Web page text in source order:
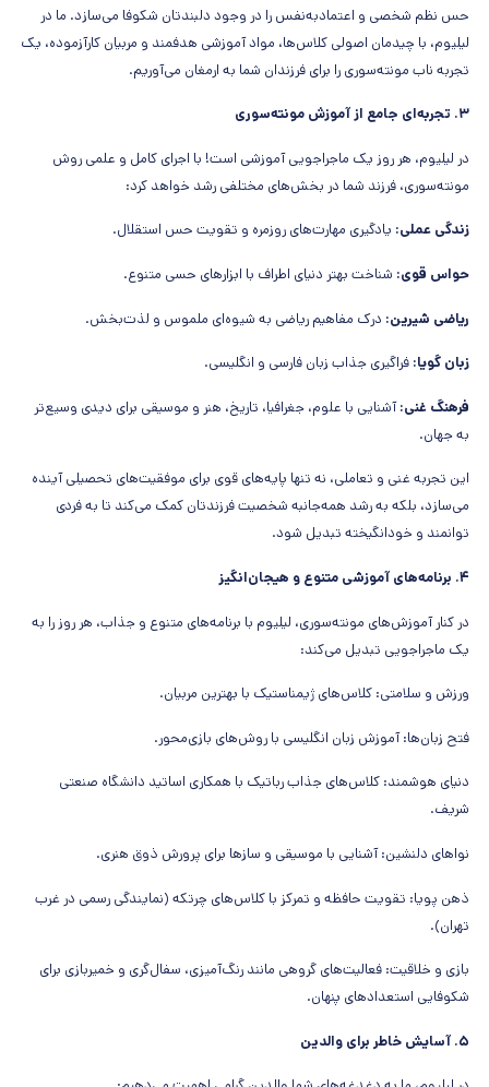
حس نظم شخصی و اعتمادبه‌نفس را در وجود دلبندتان شکوفا می‌سازد. ما در
لیلیوم، با چیدمان اصولی کلاس‌ها، مواد آموزشی هدفمند و مربیان کارآزموده، یک
تجربه ناب مونته‌سوری را برای فرزندان شما به ارمغان می‌آوریم.
۳. تجربه‌ای جامع از آموزش مونته‌سوری
در لیلیوم، هر روز یک ماجراجویی آموزشی است! با اجرای کامل و علمی روش
مونته‌سوری، فرزند شما در بخش‌های مختلفی رشد خواهد کرد:
زندگی عملی: یادگیری مهارت‌های روزمره و تقویت حس استقلال.
حواس قوی: شناخت بهتر دنیای اطراف با ابزارهای حسی متنوع.
ریاضی شیرین: درک مفاهیم ریاضی به شیوه‌ای ملموس و لذت‌بخش.
زبان گویا: فراگیری جذاب زبان فارسی و انگلیسی.
فرهنگ غنی:آشنایی با علوم، جغرافیا، تاریخ، هنر و موسیقی برای دیدی وسیع‌تر
به جهان.
این تجربه غنی و تعاملی، نه تنها پایه‌های قوی برای موفقیت‌های تحصیلی آینده
می‌سازد، بلکه به رشد همه‌جانبه شخصیت فرزندتان کمک می‌کند تا به فردی
توانمند و خودانگیخته تبدیل شود.
۴. برنامه‌های آموزشی متنوع و هیجان‌انگیز
در کنار آموزش‌های مونته‌سوری، لیلیوم با برنامه‌های متنوع و جذاب، هر روز را به
یک ماجراجویی تبدیل می‌کند:
ورزش و سلامتی: کلاس‌های ژیمناستیک با بهترین مربیان.
فتح زبان‌ها: آموزش زبان انگلیسی با روش‌های بازی‌محور.
دنیای هوشمند: کلاس‌های جذاب رباتیک با همکاری اساتید دانشگاه صنعتی
شریف.
نواهای دلنشین: آشنایی با موسیقی و سازها برای پرورش ذوق هنری.
ذهن پویا: تقویت حافظه و تمرکز با کلاس‌های چرتکه (نمایندگی رسمی در غرب
تهران).
بازی و خلاقیت: فعالیت‌های گروهی مانند رنگ‌آمیزی، سفال‌گری و خمیربازی برای
شکوفایی استعدادهای پنهان.
۵. آسایش خاطر برای والدین